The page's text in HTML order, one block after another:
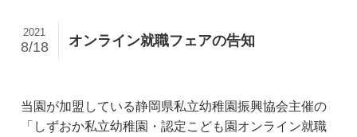
オンライン就職フェアの告知
2021
8/18
当園が加盟している静岡県私立幼稚園振興協会主催の
「しずおか私立幼稚園・認定こども園オンライン就職